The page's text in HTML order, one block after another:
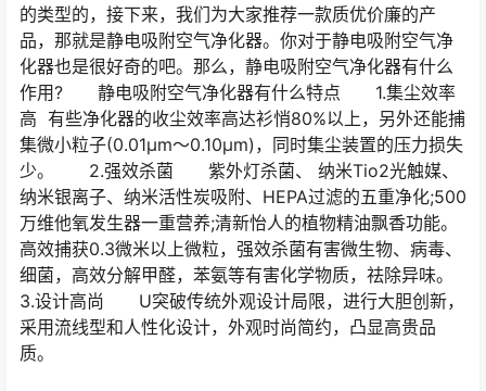
的类型的，接下来，我们为大家推荐一款质优价廉的产
品，那就是静电吸附空气净化器。你对于静电吸附空气净
化器也是很好奇的吧。那么，静电吸附空气净化器有什么
作用? 静电吸附空气净化器有什么特点 1.集尘效率
高 有些净化器的收尘效率高达衫悄80%以上，另外还能捕
集微小粒子(0.01μm～0.10μm)，同时集尘装置的压力损失
少。 2.强效杀菌 紫外灯杀菌、 纳米Tio2光触媒、
纳米银离子、纳米活性炭吸附、HEPA过滤的五重净化;500
万维他氧发生器一重营养;清新怡人的植物精油飘香功能。
高效捕获0.3微米以上微粒，强效杀菌有害微生物、病毒、
细菌，高效分解甲醛，苯氨等有害化学物质，祛除异味。
3.设计高尚 U突破传统外观设计局限，进行大胆创新，
采用流线型和人性化设计，外观时尚简约，凸显高贵品
质。